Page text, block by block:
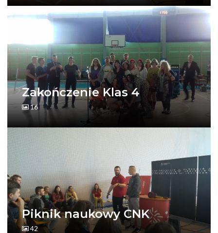
Zakończenie Klas 4
16
Piknik naukowy CNK
42